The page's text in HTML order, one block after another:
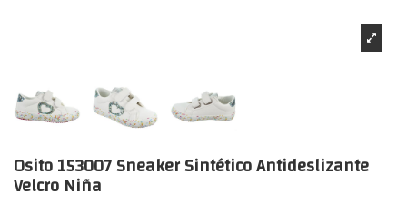
Osito 153007 Sneaker Sintético Antideslizante
Velcro Niña